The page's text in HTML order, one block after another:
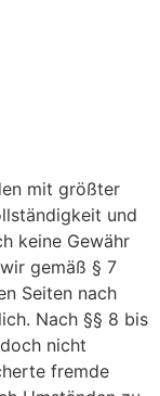
mit größter
und
keine Gewähr
gemäß § 7
Seiten nach
Nach §§ 8 bis
nicht
fremde